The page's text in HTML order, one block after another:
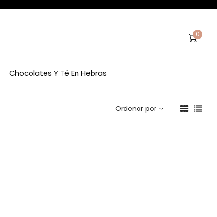
0
Chocolates Y Té En Hebras
Ordenar por